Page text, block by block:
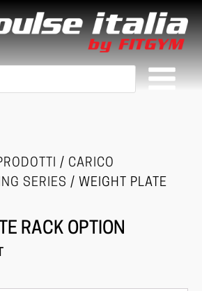
/ CARICO
SERIES / WEIGHT PLATE
RACK OPTION